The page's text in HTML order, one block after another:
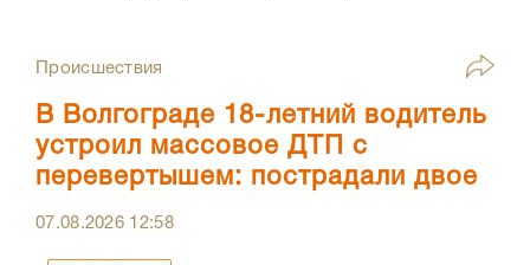
Происшествия
В Волгограде 18-летний водитель
устроил массовое ДТП с
перевертышем: пострадали двое
07.08.2026 12:58